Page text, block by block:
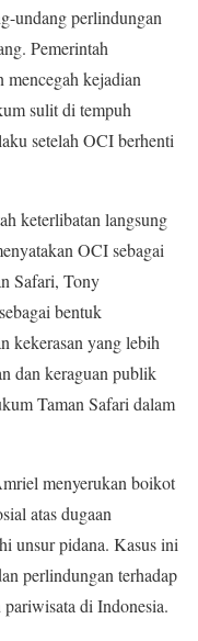
undang perlindungan
Pemerintah
kejadian
sulit di tempuh
setelah OCI berhenti
keterlibatan langsung
OCI sebagai
Safari, Tony
bentuk
kekerasan yang lebih
dan keraguan publik
Taman Safari dalam
menyerukan boikot
atas dugaan
unsur pidana. Kasus ini
perlindungan terhadap
di Indonesia.